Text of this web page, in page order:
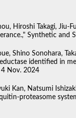
Hiroshi Takagi,
Synthetic
Shino Sonohara,
identified in
4 Nov. 2024
Kan, Natsumi
proteasome